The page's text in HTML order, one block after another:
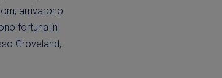
arrivarono
fortuna in
Groveland,